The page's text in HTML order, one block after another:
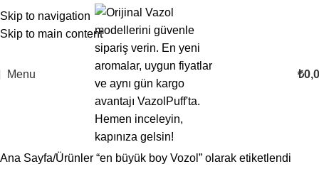
Skip to navigation
Skip to main content
Menu ₺
Ana Sayfa Ürünler “en büyük boy Vozol” olarak etiketlendi